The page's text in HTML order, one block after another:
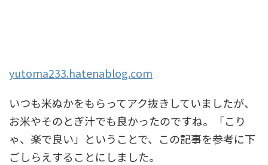
yutoma233.hatenablog.com
いつも米ぬかをもらってアク抜きしていましたが、
お米やそのとぎ汁でも良かったのですね。「こり
ゃ、楽で良い」ということで、この記事を参考に下
ごしらえすることにしました。